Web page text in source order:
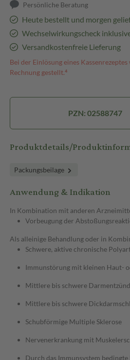
Persönliche Beratung
Heute bestellt und morgen
Wechselwirkungscheck
Versandkostenfreie Lieferung
Bei der Einlösung eines
Rechnung gestellt.⁴
PZN: 02588747
Produktdetails/
Packungsbeilage
Anwendung & Indikation
In Kombination mit anderen
Vorbeugung der
Als alleinige Behandlung oder in
Schwere, aktive chronische
Immunstörung mit kleinen Haut-
Mittlere bis schwere
Mittlere bis schwere
Schubförmige Multiple Sklerose
Nervenerkrankung mit
Durch das Immunsystem